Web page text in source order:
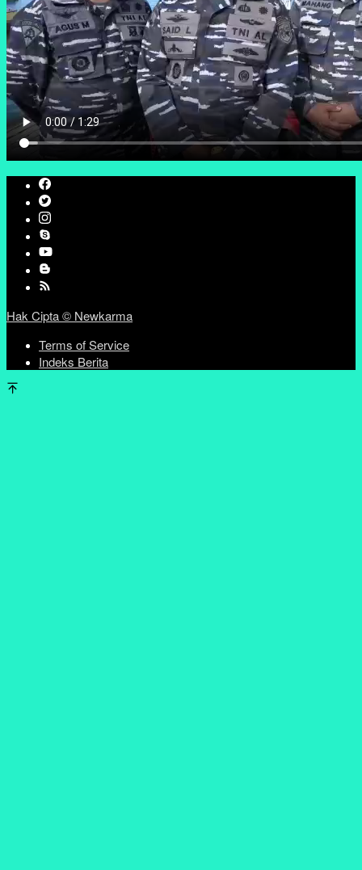
Hak Cipta © Newkarma
Terms of Service
Indeks Berita